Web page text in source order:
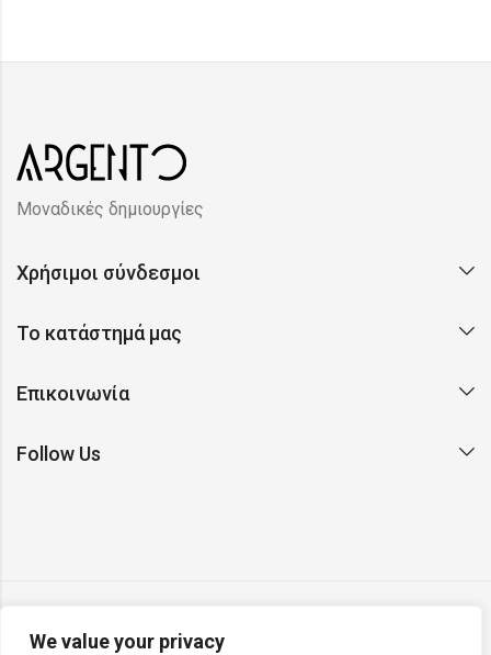
We value your privacy
Μοναδικές δημιουργίες
Χρήσιμοι σύνδεσμοι
Το κατάστημά μας
Επικοινωνία
Follow Us